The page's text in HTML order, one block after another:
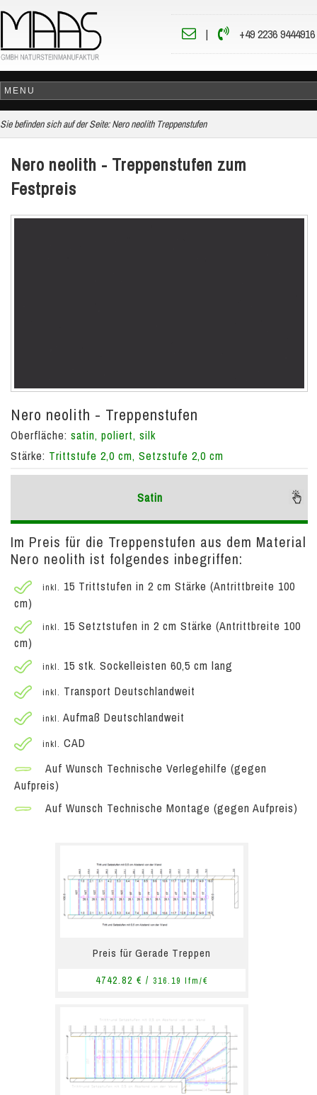
| +49 2236 9444916
Sie befinden sich auf der Seite: Nero neolith Treppenstufen
Nero neolith - Treppenstufen zum
Festpreis
Nero neolith - Treppenstufen
Oberfläche: satin, poliert, silk
Stärke: Trittstufe 2,0 cm, Setzstufe 2,0 cm
Satin
Im Preis für die Treppenstufen aus dem Material
Nero neolith ist folgendes inbegriffen:
inkl. 15 Trittstufen in 2 cm Stärke (Antrittbreite 100
cm)
inkl. 15 Setztstufen in 2 cm Stärke (Antrittbreite 100
cm)
inkl. 15 stk. Sockelleisten 60,5 cm lang
inkl. Transport Deutschlandweit
inkl. Aufmaß Deutschlandweit
inkl. CAD
Auf Wunsch Technische Verlegehilfe (gegen
Aufpreis)
Auf Wunsch Technische Montage (gegen Aufpreis)
Preis für Gerade Treppen
4742.82 € / 316.19 lfm/€